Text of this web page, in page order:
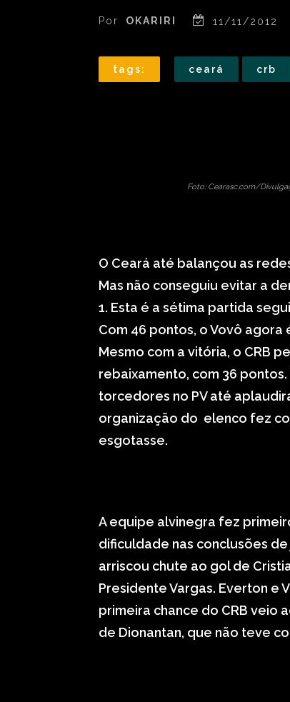
Por OKARIRI 11/11/2012
tags: ceará crb
Foto: Cearasc.com/
O Ceará até balançou as
Mas não conseguiu evitar a
1. Esta é a sétima partida
Com 46 pontos, o Vovô agora
Mesmo com a vitória, o CRB
rebaixamento, com 36
torcedores no PV até
organização do elenco fez
esgotasse.
A equipe alvinegra fez
dificuldade nas conclusões
arriscou chute ao gol de
Presidente Vargas. Everton e
primeira chance do CRB veio
de Dionantan, que não teve